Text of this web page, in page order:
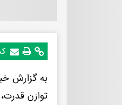
به گزارش
توازن